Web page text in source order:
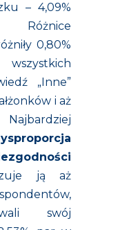
– 4,09%
0,80%
wszystkich
„Inne”
i aż
ją aż
swój